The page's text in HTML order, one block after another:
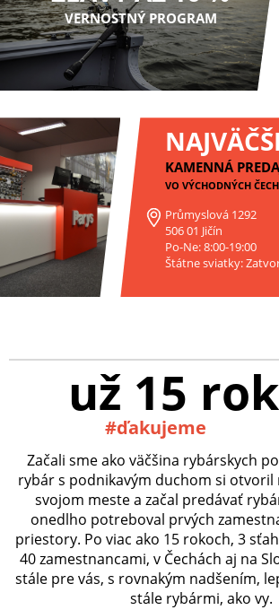
VERNOSTNÝ PROGRAM
KAMENNÁ
VO VÝCHODNÝCH
Průmyslová 1292
506 01 Jičín
Po-Ne: 8:00-19:00
Štátne sviatky:
už 15
#ďakujeme
Začali sme ako väčšina rybárskych
rybár s podnikavým duchom si otvoril
svojom meste a začal predávať
onedlho potreboval prvých
priestory. Po viac ako 15 rokoch, 3
40 zamestnancami, v Čechách aj na
stále pre vás, s rovnakým nadšením,
stále rybármi, ako vy.